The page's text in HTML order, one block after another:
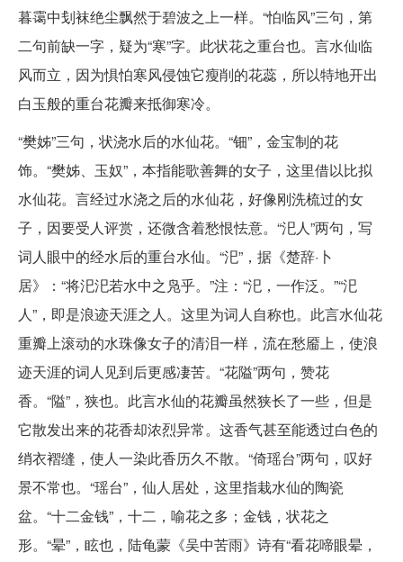
暮霭中刬袜绝尘飘然于碧波之上一样。“怕临风”三句，第
二句前缺一字，疑为“寒”字。此状花之重台也。言水仙临
风而立，因为惧怕寒风侵蚀它瘦削的花蕊，所以特地开出
白玉般的重台花瓣来抵御寒冷。
“樊姊”三句，状浇水后的水仙花。“钿”，金宝制的花
饰。“樊姊、玉奴”，本指能歌善舞的女子，这里借以比拟
水仙花。言经过水浇之后的水仙花，好像刚洗梳过的女
子，因要受人评赏，还微含着愁恨怯意。“汜人”两句，写
词人眼中的经水后的重台水仙。“汜”，据《楚辞·卜
居》：“将汜汜若水中之凫乎。”注：“汜，一作泛。”“汜
人”，即是浪迹天涯之人。这里为词人自称也。此言水仙花
重瓣上滚动的水珠像女子的清泪一样，流在愁靥上，使浪
迹天涯的词人见到后更感凄苦。“花隘”两句，赞花
香。“隘”，狭也。此言水仙的花瓣虽然狭长了一些，但是
它散发出来的花香却浓烈异常。这香气甚至能透过白色的
绡衣褶缝，使人一染此香历久不散。“倚瑶台”两句，叹好
景不常也。“瑶台”，仙人居处，这里指栽水仙的陶瓷
盆。“十二金钱”，十二，喻花之多；金钱，状花之
形。“晕”，眩也，陆龟蒙《吴中苦雨》诗有“看花啼眼晕，